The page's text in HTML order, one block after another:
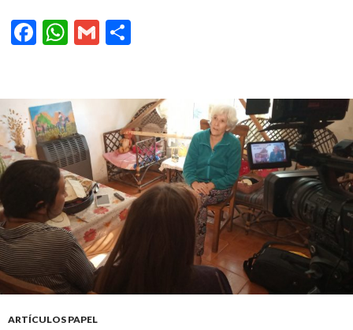
F
b
o
o
W
s
A
p
p
G
l
p
ar
ti
r
ARTÍCULOS PAPEL